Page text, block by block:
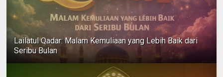
Lailatul Qadar: Malam Kemuliaan yang Lebih Baik dari
Seribu Bulan